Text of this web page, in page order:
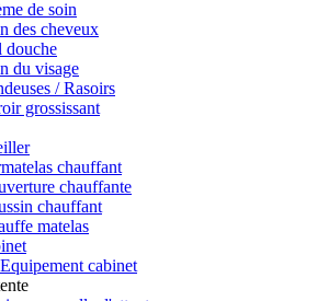
de soin
des cheveux
douche
du visage
/ Rasoirs
grossissant
chauffant
chauffante
chauffant
matelas
cabinet